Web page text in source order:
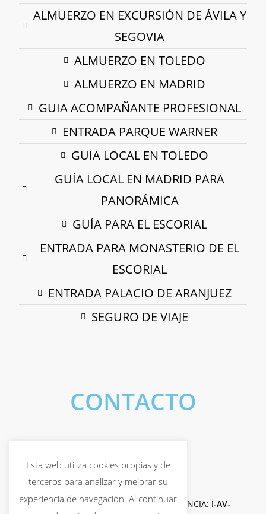
ALMUERZO EN EXCURSIÓN DE ÁVILA Y
SEGOVIA
ALMUERZO EN TOLEDO
ALMUERZO EN MADRID
GUIA ACOMPAÑANTE PROFESIONAL
ENTRADA PARQUE WARNER
GUIA LOCAL EN TOLEDO
GUÍA LOCAL EN MADRID PARA
PANORÁMICA
GUÍA PARA EL ESCORIAL
ENTRADA PARA MONASTERIO DE EL
ESCORIAL
ENTRADA PALACIO DE ARANJUEZ
SEGURO DE VIAJE
CONTACTO
© 2019-2026 CESETUR CANARIAS S.L.U.LICENCIA: I-AV-
Esta web utiliza cookies propias y de
terceros para analizar y mejorar su
experiencia de navegación. Al continuar